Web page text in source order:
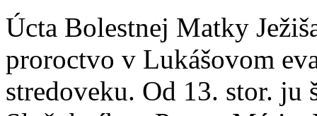
Úcta Bolestnej Matky
proroctvo v Lukášovom
stredoveku. Od 13. stor.